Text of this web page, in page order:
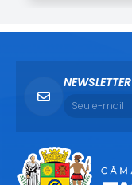
NEWSLETTER